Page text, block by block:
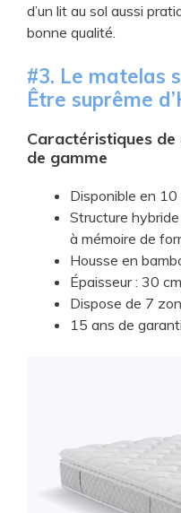
d’un lit au sol aussi
bonne qualité.
​#3. Le ​matelas
Être suprême
Caractéristiques
de gamme
​Disponible en 10
​Structure
à mémoire de
​Housse en
​Épaisseur : 30 cm
​Dispose de 7
​15 ans de